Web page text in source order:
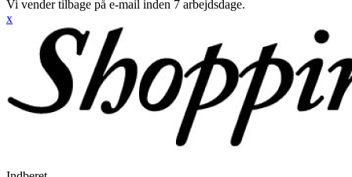
Vi vender tilbage på e-mail inden 7 arbejdsdage.
x